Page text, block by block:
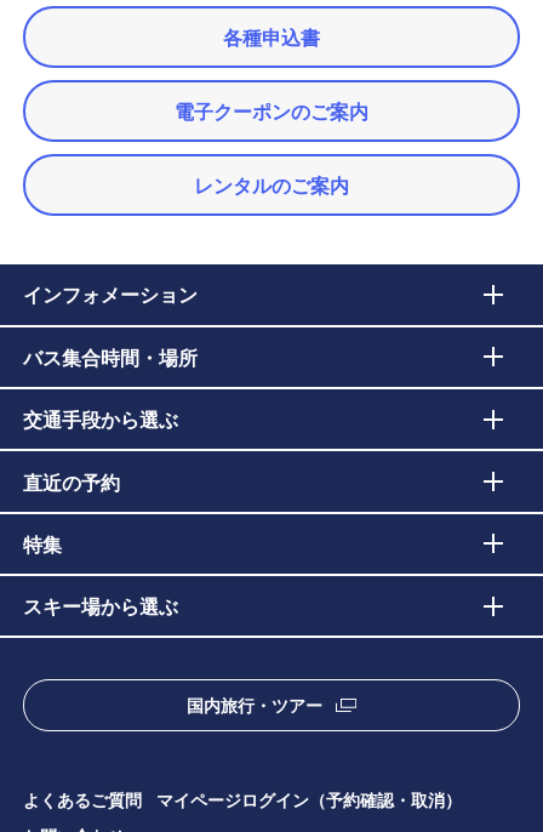
各種申込書
電子クーポンのご案内
レンタルのご案内
インフォメーション
バス集合時間・場所
交通手段から選ぶ
直近の予約
特集
スキー場から選ぶ
国内旅行・ツアー
よくあるご質問
マイページログイン（予約確認・取消）